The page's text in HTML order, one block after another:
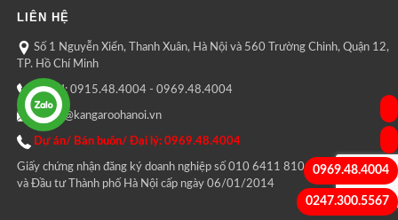
LIÊN HỆ
Số 1 Nguyễn Xiển, Thanh Xuân, Hà Nội và 560 Trường Chinh, Quận 12,
TP. Hồ Chí Minh
CSKH: 0915.48.4004 - 0969.48.4004
lienhe@kangaroohanoi.vn
Dự án/ Bán buôn/ Đại lý: 0969.48.4004
Giấy chứng nhận đăng ký doanh nghiệp số 010 6411 810 do Sở kế hoạch
và Đầu tư Thành phố Hà Nội cấp ngày 06/01/2014
0247.300.5567
0969.48.4004